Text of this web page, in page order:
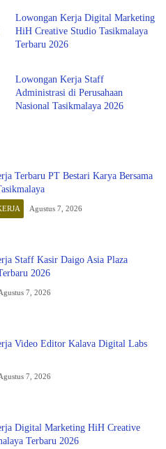
Lowongan Kerja Digital Marketing
HiH Creative Studio Tasikmalaya
Terbaru 2026
Tasikmalaya
Lowongan Kerja Staff
Administrasi di Perusahaan
Nasional Tasikmalaya 2026
Terbaru PT Bestari Karya Bersama
Agustus 7, 2026
Staff Kasir Daigo Asia Plaza
2026
7, 2026
Video Editor Kalava Digital Labs
7, 2026
Digital Marketing HiH Creative
Terbaru 2026